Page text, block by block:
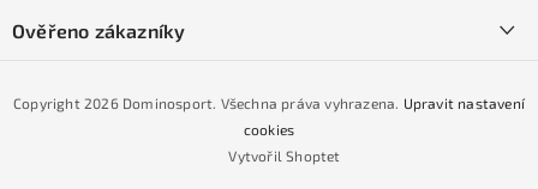
Podmínky GDPR
Podmínky nákupu na splátky ESSOX
Naše prodejna
Ověřeno zákazníky
Vytvořil Shoptet
Copyright 2026 Dominosport. Všechna práva vyhrazena. Upravit nastavení
cookies